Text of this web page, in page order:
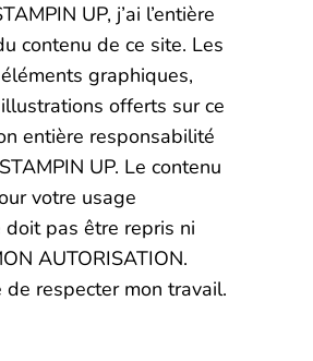
UP, j’ai l’entière
contenu de ce site. Les
graphiques,
offerts sur ce
entière responsabilité
UP. Le contenu
votre usage
pas être repris ni
AUTORISATION.
de respecter mon travail.